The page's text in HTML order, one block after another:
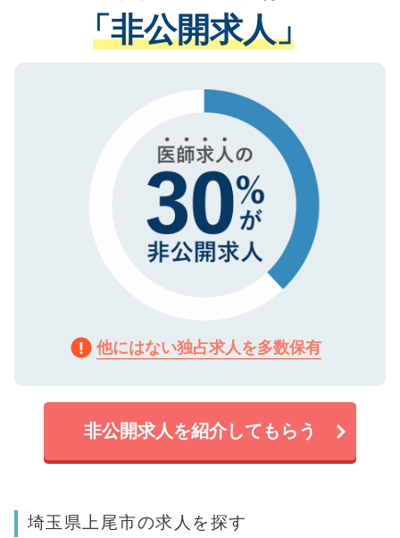
管理基準を満たした事業者のみに付与され
る、プライバシーマークを取得済みです。
で、機密保持に関してもご安心ください。
させていただきます。すぐにご転職をされ
ない方には、長期的なサポートが可能です
ので、まずはご登録ください。
「非公開求人」
他にはない独占求人を多数保有
非公開求人を紹介してもらう
埼玉県上尾市の求人を探す